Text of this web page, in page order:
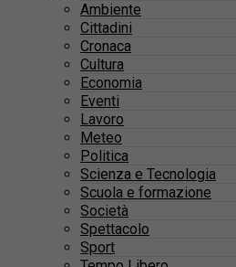
Ambiente
Cittadini
Cronaca
Cultura
Economia
Eventi
Lavoro
Meteo
Politica
Scienza e Tecnologia
Scuola e formazione
Società
Spettacolo
Sport